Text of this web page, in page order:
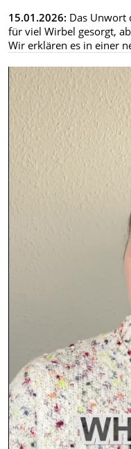
15.01.2026: Das Unwort
für viel Wirbel gesorgt,
Wir erklären es in einer